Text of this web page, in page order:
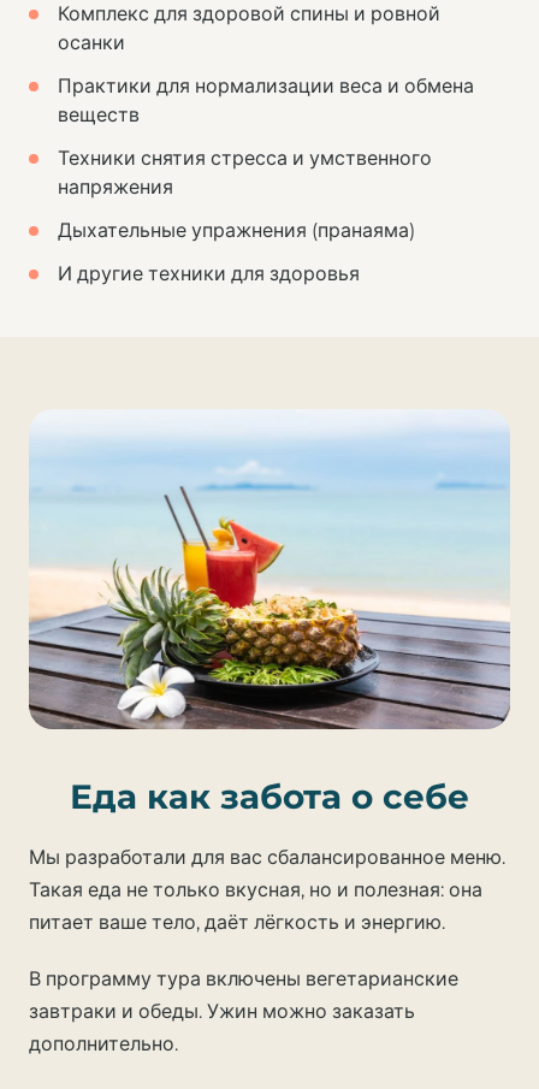
Комплекс для здоровой спины и ровной
осанки
Практики для нормализации веса и обмена
веществ
Техники снятия стресса и умственного
напряжения
Дыхательные упражнения (пранаяма)
И другие техники для здоровья
Еда как забота о себе
Мы разработали для вас сбалансированное меню.
Такая еда не только вкусная, но и полезная: она
питает ваше тело, даёт лёгкость и энергию.
В программу тура включены вегетарианские
завтраки и обеды. Ужин можно заказать
дополнительно.